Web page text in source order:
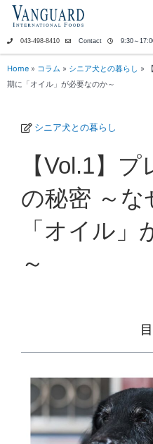
ス
キ
ッ
043-498-8410 Contact 9:30～
Home » コラム » シニア犬との暮らし »
期に「オイル」が必要なのか～
シニア犬との暮らし
【Vol.1】
の秘密 ～な
「オイル
～